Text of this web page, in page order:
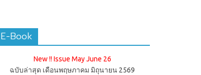
E-Book
New !! Issue May June 26
ฉบับล่าสุด เดือนพฤษภาคม มิถุนายน 2569